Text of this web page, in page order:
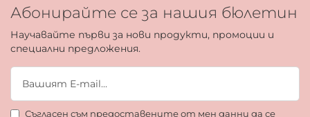
Абонирайте се за нашия бюлетин
Научавайте първи за нови продукти, промоции и
специални предложения.
Съгласен съм предоставените от мен данни да се